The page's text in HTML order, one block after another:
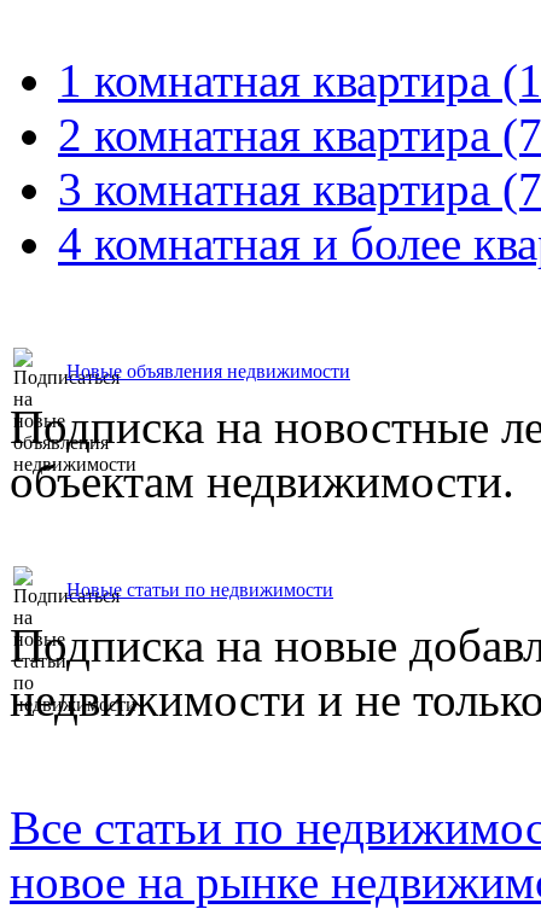
1 комнатная квартира
2 комнатная квартира
3 комнатная квартира
4 комнатная и более
Новые объявления недвижимости
Подписка на новостные
объектам недвижимости.
Новые статьи по недвижимости
Подписка на новые
недвижимости и не
Все статьи по
новое на рынке